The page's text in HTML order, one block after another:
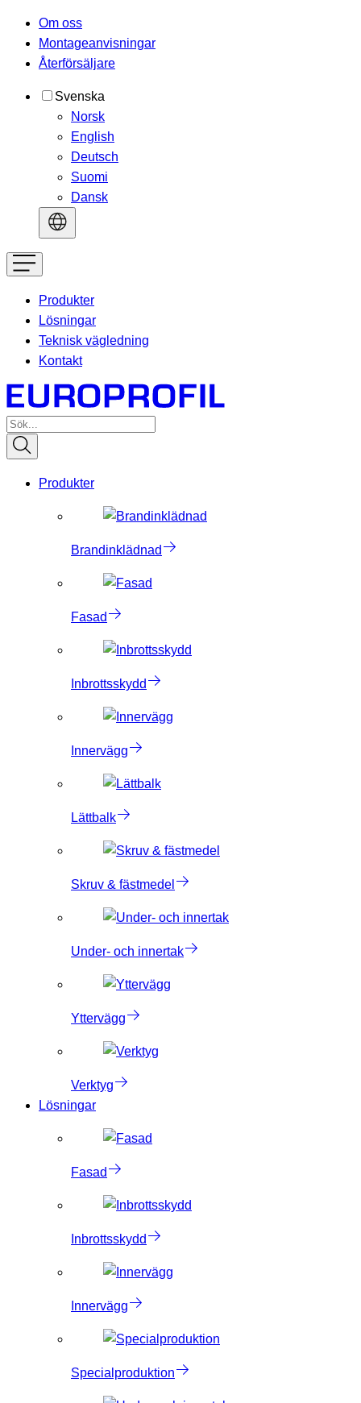
Om oss
Montageanvisningar
Återförsäljare
Svenska
Norsk
English
Deutsch
Suomi
Dansk
Produkter
Lösningar
Teknisk vägledning
Kontakt
Produkter
Brandinklädnad
Fasad
Inbrottsskydd
Innervägg
Lättbalk
Skruv & fästmedel
Under- och innertak
Yttervägg
Verktyg
Lösningar
Fasad
Inbrottsskydd
Innervägg
Specialproduktion